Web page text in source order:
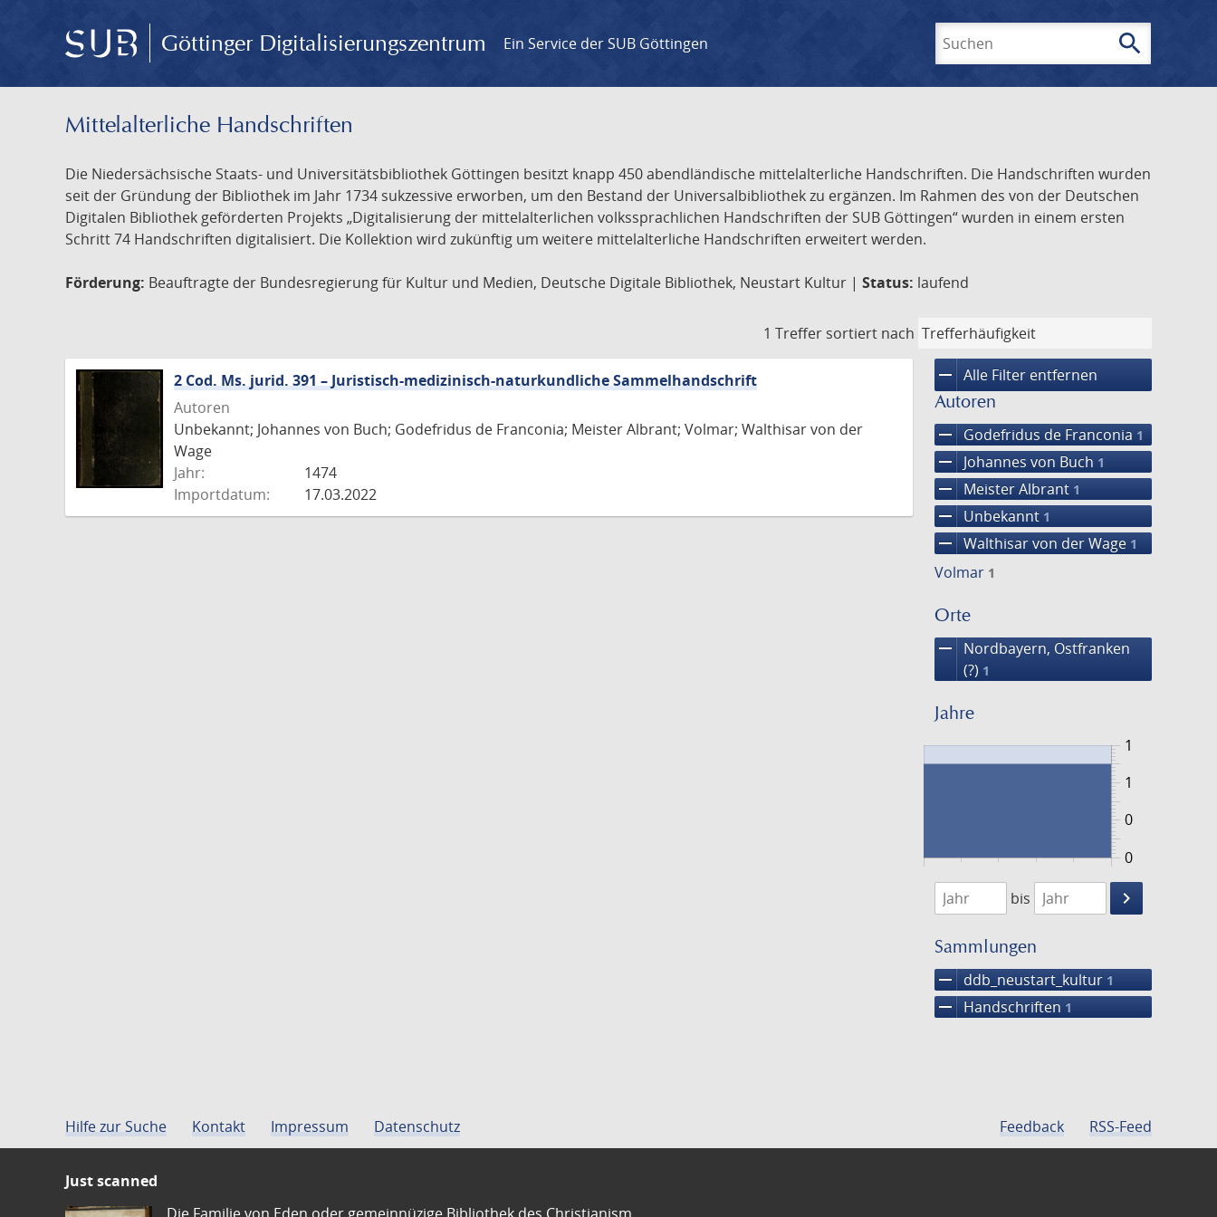
Göttinger Digitalisierungszentrum Ein Service der SUB Göttingen search
Mittelalterliche Handschriften
Die Niedersächsische Staats- und Universitätsbibliothek Göttingen besitzt knapp 450 abendländische mittelalterliche Handschriften. Die Handschriften wurden
seit der Gründung der Bibliothek im Jahr 1734 sukzessive erworben, um den Bestand der Universalbibliothek zu ergänzen. Im Rahmen des von der Deutschen
Digitalen Bibliothek geförderten Projekts „Digitalisierung der mittelalterlichen volkssprachlichen Handschriften der SUB Göttingen“ wurden in einem ersten
Schritt 74 Handschriften digitalisiert. Die Kollektion wird zukünftig um weitere mittelalterliche Handschriften erweitert werden.
Förderung: Beauftragte der Bundesregierung für Kultur und Medien, Deutsche Digitale Bibliothek, Neustart Kultur | Status: laufend
1 Treffer sortiert nach
remove Alle Filter entfernen
Autoren
remove Godefridus de Franconia 1
remove Johannes von Buch 1
remove Meister Albrant 1
remove Unbekannt 1
remove Walthisar von der Wage 1
Volmar 1
Orte
remove
Nordbayern, Ostfranken
(?) 1
Jahre
0
1
0
1
1474
1475
bis
keyboard_arrow_right
Suche
Sammlungen
remove ddb_neustart_kultur 1
remove Handschriften 1
2 Cod. Ms. jurid. 391 – Juristisch-medizinisch-naturkundliche Sammelhandschrift
Autoren
Unbekannt; Johannes von Buch; Godefridus de Franconia; Meister Albrant; Volmar; Walthisar von der
Wage
Jahr:
1474
Importdatum:
17.03.2022
Hilfe zur Suche Kontakt Impressum Datenschutz Feedback RSS-Feed
Just scanned